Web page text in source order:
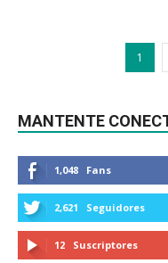
1
MANTENTE
1,048 Fans
2,621 Seguidores
12 Suscriptores